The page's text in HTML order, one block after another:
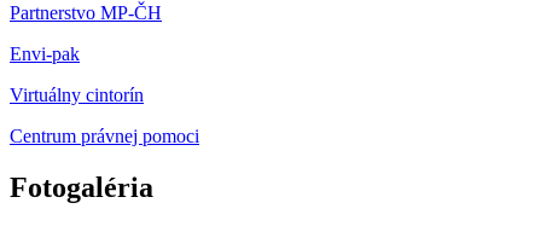
Partnerstvo MP-ČH
Envi-pak
Virtuálny cintorín
Centrum právnej pomoci
Fotogaléria